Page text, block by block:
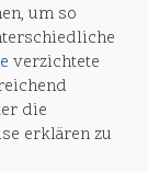
um so
verzichtete
die
erklären zu